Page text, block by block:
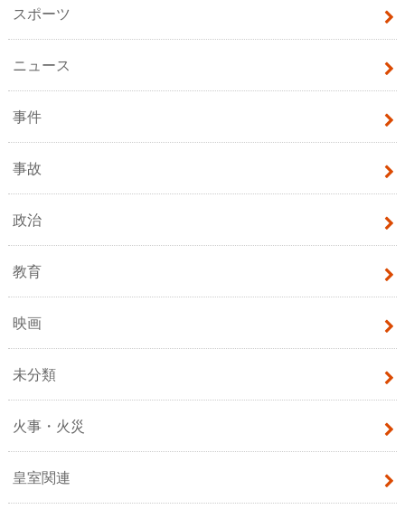
スポーツ
ニュース
事件
事故
政治
教育
映画
未分類
火事・火災
皇室関連